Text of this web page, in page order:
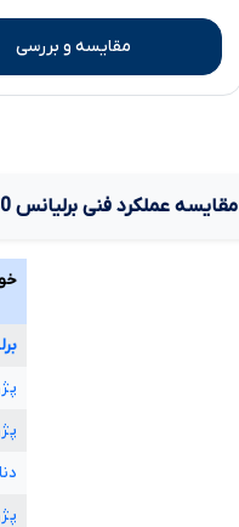
مقایسه و بررسی
مقایسه عملکرد فنی برلیانس